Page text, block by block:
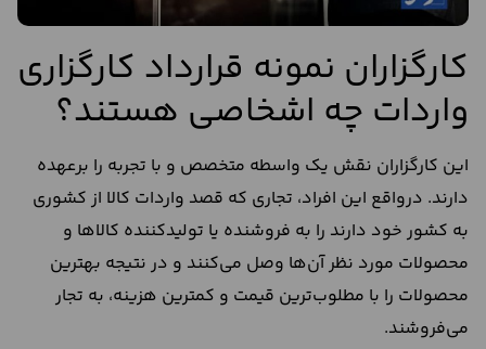
کارگزاران نمونه قرارداد کارگزاری
واردات چه اشخاصی هستند؟
این کارگزاران نقش یک واسطه متخصص و با تجربه را برعهده
دارند. درواقع این افراد، تجاری که قصد واردات کالا از کشوری
به کشور خود دارند را به فروشنده یا تولیدکننده کالاها و
محصولات مورد نظر آن‌ها وصل می‌کنند و در نتیجه بهترین
محصولات را با مطلوب‌ترین قیمت و کمترین هزینه، به تجار
می‌فروشند.